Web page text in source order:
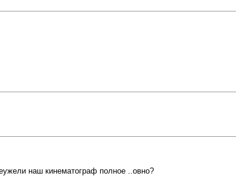
наш кинематограф полное ..овно?